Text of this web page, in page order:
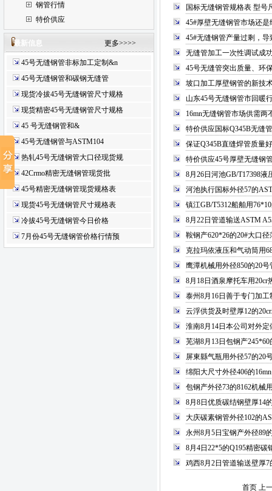
钢管行情
特价供应
最新信息 更多>>>>
45号无缝钢管非标加工定制&n
45号无缝钢管和碳钢无缝管
现货冷拔45号无缝钢管尺寸规格
现货精密45号无缝钢管尺寸规格
45 号无缝钢管和&
45号无缝钢管与ASTM104
热轧45号无缝钢管大口径现货规
42Crmo精密无缝钢管现货批
45号精密无缝钢管现货规格表
现货45号无缝钢管尺寸规格表
冷拔45号无缝钢管今日价格
7月份45号无缝钢管价格行情预
国标无缝钢管规格表 型号
45#厚壁无缝钢管市场还是
45#无缝钢管产量过剩，导
无缝管加工一次性调试成
45号无缝管突出质量、环
坡口加工厚壁钢管的新技
山东45号无缝钢管市回暖
16mn无缝钢管市场供需两
特价供应国标Q345B无缝
保证Q345B直缝焊管质量
特价供应45号厚壁无缝钢
8月26日河池GB/T17398
河池执行国标外径57的
镇江GB/T5312船舶用
8月22日管道输送ASTM
鞍钢产620*26的20#大口
克拉玛依液压和气动筒用
鹰潭机械用外径850的20
8月18日酒泉摩托车用20cr
泰州8月16日善于专门加
云浮供货及时壁厚12的
淮南8月14日本公司对外
芜湖8月13日包钢产
屏東縣气瓶用外径57的20
绵阳大尺寸外径406的
包钢产外径73的8162机械
8月8日优质碳结钢壁厚14
大庆碳素钢管外径102的
永州8月5日宝钢产外径89
8月4日22*5的Q195精密碳
鸡西8月2日管道输送壁厚
首页 上